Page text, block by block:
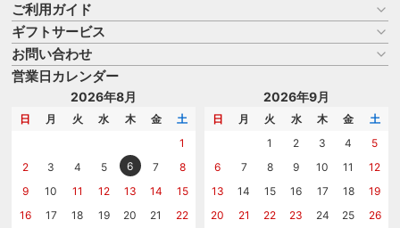
ご利用ガイド
お買い物ガイド
よくある質問
はじめての記念品選び
記念品工房の使い方
ギフトサービス
名入れについて
のし
メッセージカード
お問い合わせ
商品選びを相談する
名入れについて相談する
カタログを請求する
営業日カレンダー
2026年8月
日 月 火 水 木 金
土
1
2
3 4 5 6 7
8
9
10 11 12 13 14
15
16
17 18 19 20 21 22
2026年9月
日 月 火 水 木 金
土
1
2 3 4
5
6
7 8 9 10 11
12
13
14 15 16 17 18
19
20
21 22 23 24 25 26